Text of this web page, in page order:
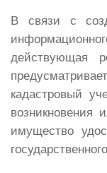
В связи с
действующая
кадастровый
возникновения
имущество